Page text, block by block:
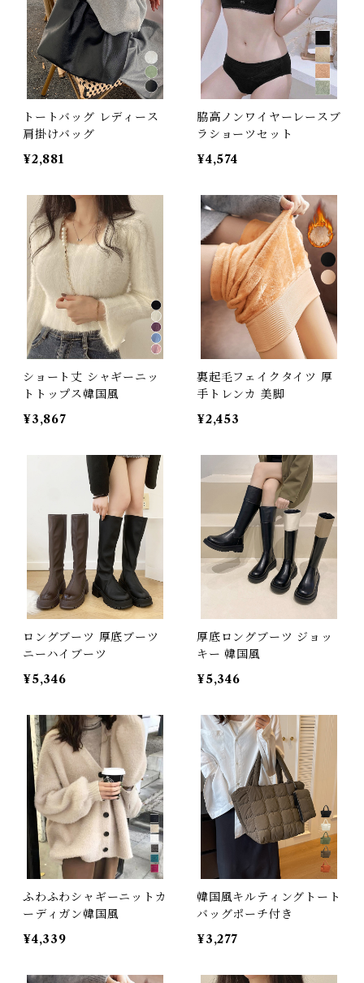
トートバッグ レディース
肩掛けバッグ
¥2,881
脇高ノンワイヤーレースブ
ラショーツセット
¥4,574
ショート丈 シャギーニッ
トトップス韓国風
¥3,867
裏起毛フェイクタイツ 厚
手トレンカ 美脚
¥2,453
ロングブーツ 厚底ブーツ
ニーハイブーツ
¥5,346
厚底ロングブーツ ジョッ
キー 韓国風
¥5,346
ふわふわシャギーニットカ
ーディガン韓国風
¥4,339
韓国風キルティングトート
バッグポーチ付き
¥3,277